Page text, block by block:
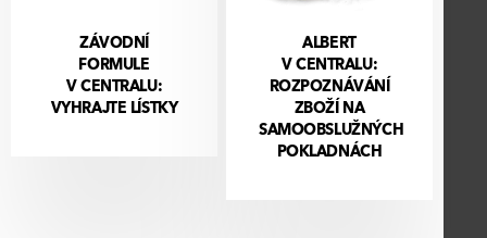
ZÁVODNÍ
FORMULE
V CENTRALU:
VYHRAJTE LÍSTKY
ALBERT
V CENTRALU:
ROZPOZNÁVÁNÍ
ZBOŽÍ NA
SAMOOBSLUŽNÝCH
POKLADNÁCH